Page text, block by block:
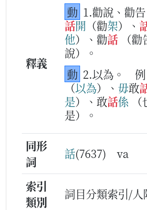
釋義
動 1.勸說、勸告
話開 （勸架）、
他）、勸話
（
說）。
動 2.以為。 例
（以為）、 毋敢
是）、敢話係
是）。
同形
詞
話(7637) va
索引
類別
詞目分類索引/人